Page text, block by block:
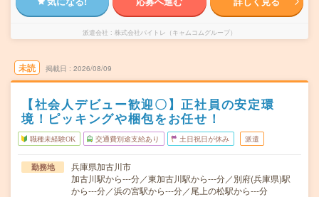
派遣会社 株式会社バイトレ（キャムコムグループ）
未読 掲載日 2026/08/09
【社会人デビュー歓迎〇】正社員の安定環
境！ピッキングや梱包をお任せ！
職種未経験OK 交通費別途支給あり 土日祝日が休み 派遣
勤務地
兵庫県加古川市
加古川駅から---分／東加古川駅から---分／別府(兵庫県)駅
から---分／浜の宮駅から---分／尾上の松駅から---分